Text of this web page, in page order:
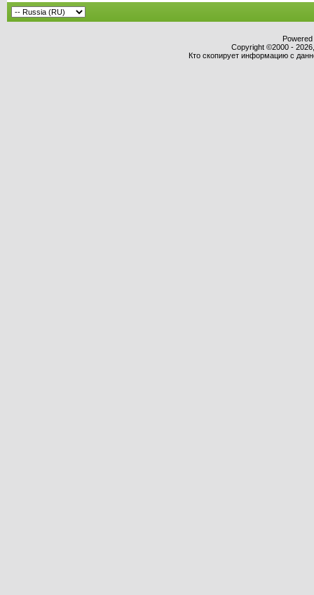
Copyright ©2000 -
Кто скопирует информацию с